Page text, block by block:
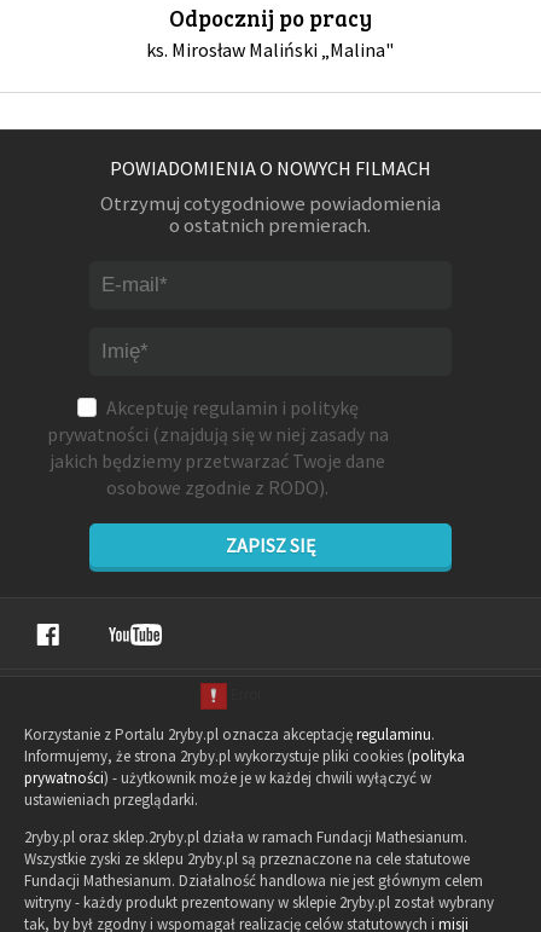
Odpocznij po pracy
ks. Mirosław Maliński „Malina"
POWIADOMIENIA O NOWYCH FILMACH
Otrzymuj cotygodniowe powiadomienia
o ostatnich premierach.
Akceptuję regulamin i politykę
prywatności (znajdują się w niej zasady na
jakich będziemy przetwarzać Twoje dane
osobowe zgodnie z RODO).
ZAPISZ SIĘ
Korzystanie z Portalu 2ryby.pl oznacza akceptacjęregulaminu.
Informujemy, że strona 2ryby.pl wykorzystuje pliki cookies (polityka
prywatności) - użytkownik może je w każdej chwili wyłączyć w
ustawieniach przeglądarki.
2ryby.pl oraz sklep.2ryby.pl działa w ramach Fundacji Mathesianum.
Wszystkie zyski ze sklepu 2ryby.pl są przeznaczone na cele statutowe
Fundacji Mathesianum. Działalność handlowa nie jest głównym celem
witryny - każdy produkt prezentowany w sklepie 2ryby.pl został wybrany
tak, by był zgodny i wspomagał realizację celów statutowych i misji